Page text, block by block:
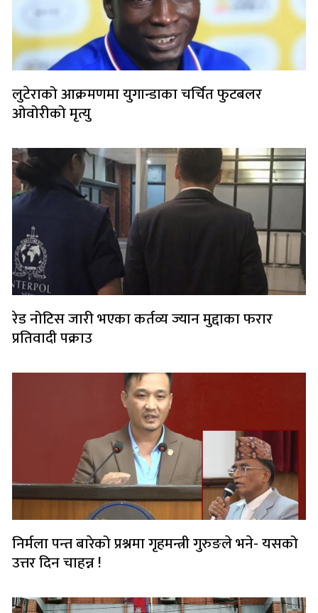
लुटेराको आक्रमणमा युगान्डाका चर्चित फुटबलर
ओवोरीको मृत्यु
रेड नोटिस जारी भएका कर्तव्य ज्यान मुद्दाका फरार
प्रतिवादी पक्राउ
निर्मला पन्त बारेको प्रश्नमा गृहमन्त्री गुरुङले भने- यसको
उत्तर दिन चाहन्न !